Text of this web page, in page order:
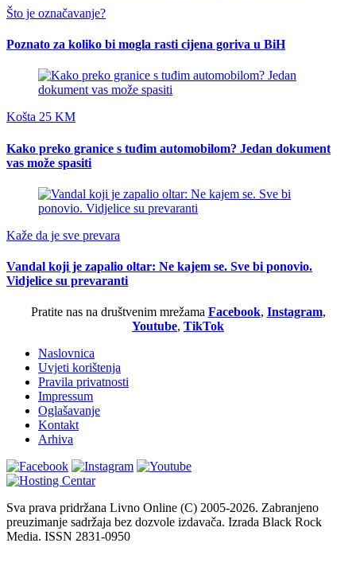
Što je označavanje?
Poznato za koliko bi mogla rasti cijena goriva u BiH
Košta 25 KM
Kako preko granice s tuđim automobilom? Jedan dokument
vas može spasiti
Kaže da je sve prevara
Vandal koji je zapalio oltar: Ne kajem se. Sve bi ponovio.
Vidjelice su prevaranti
Pratite nas na društvenim mrežama Facebook, Instagram,
Youtube, TikTok
Naslovnica
Uvjeti korištenja
Pravila privatnosti
Impressum
Oglašavanje
Kontakt
Arhiva
Sva prava pridržana Livno Online (C) 2005-2026. Zabranjeno
preuzimanje sadržaja bez dozvole izdavača. Izrada Black Rock
Media. ISSN 2831-0950